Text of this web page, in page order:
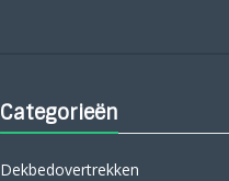
Categorieën
Dekbedovertrekken